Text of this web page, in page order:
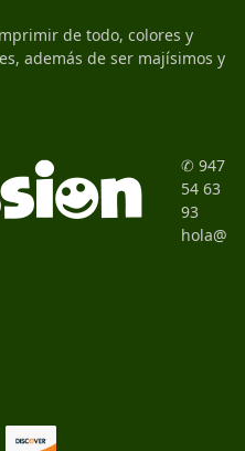
de todo, colores y
además de ser majísimos y
✆ 947
54 63
93
hola@